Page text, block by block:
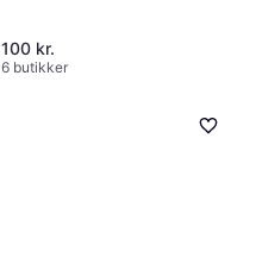
100 kr.
6 butikker